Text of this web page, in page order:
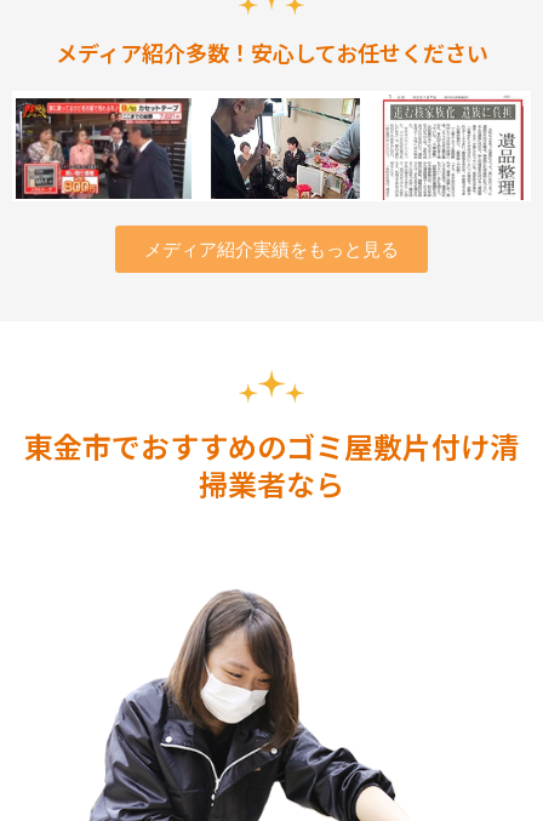
メディア紹介多数！安心してお任せください
メディア紹介実績をもっと見る
東金市でおすすめのゴミ屋敷片付け清
掃業者なら